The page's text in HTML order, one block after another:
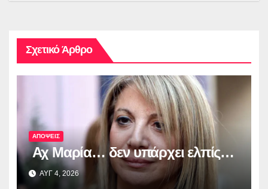
Σχετικό Άρθρο
ΑΠΟΨΕΙΣ
Αχ Μαρία… δεν υπάρχει ελπίς…
ΑΥΓ 4, 2026